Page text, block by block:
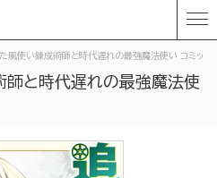
風使い錬成術師と時代遅れの最強魔法使い コミック版
と時代遅れの最強魔法使